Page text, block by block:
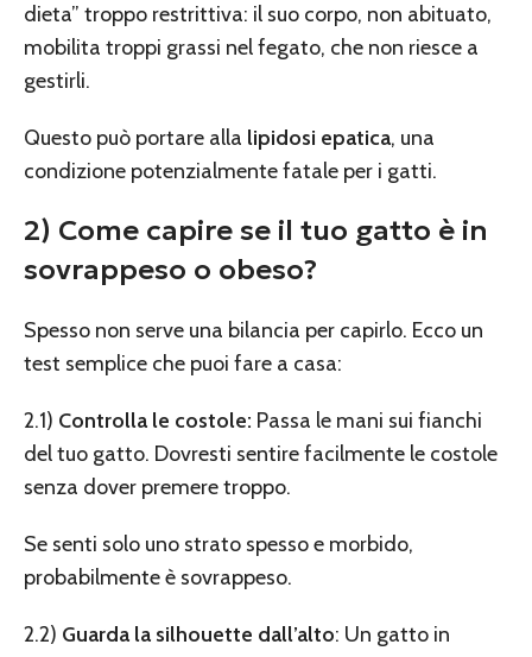
dieta” troppo restrittiva: il suo corpo, non abituato,
mobilita troppi grassi nel fegato, che non riesce a
gestirli.
Questo può portare alla lipidosi epatica, una
condizione potenzialmente fatale per i gatti.
2) Come capire se il tuo gatto è in
sovrappeso o obeso?
Spesso non serve una bilancia per capirlo. Ecco un
test semplice che puoi fare a casa:
2.1) Controlla le costole: Passa le mani sui fianchi
del tuo gatto. Dovresti sentire facilmente le costole
senza dover premere troppo.
Se senti solo uno strato spesso e morbido,
probabilmente è sovrappeso.
2.2) Guarda la silhouette dall’alto: Un gatto in